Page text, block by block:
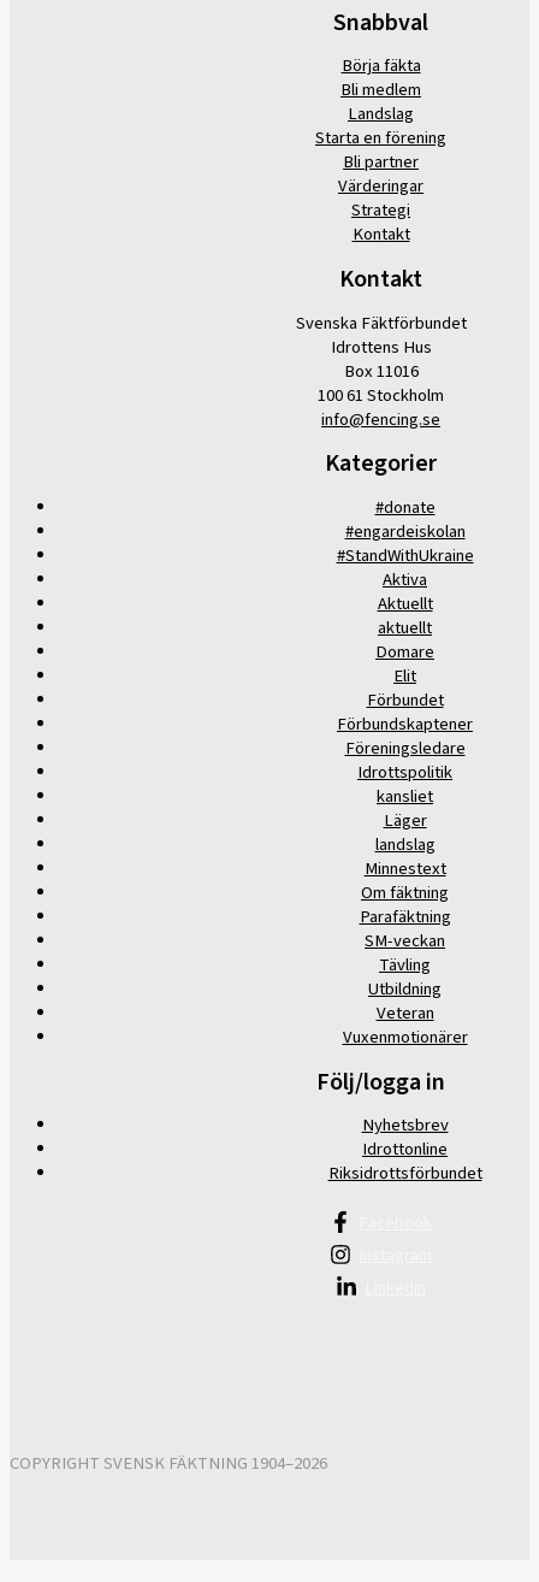
Snabbval
Börja fäkta
Bli medlem
Landslag
Starta en förening
Bli partner
Värderingar
Strategi
Kontakt
Kontakt
Svenska Fäktförbundet
Idrottens Hus
Box 11016
100 61 Stockholm
info@fencing.se
Kategorier
#donate
#engardeiskolan
#StandWithUkraine
Aktiva
Aktuellt
aktuellt
Domare
Elit
Förbundet
Förbundskaptener
Föreningsledare
Idrottspolitik
kansliet
Läger
landslag
Minnestext
Om fäktning
Parafäktning
SM-veckan
Tävling
Utbildning
Veteran
Vuxenmotionärer
Följ/logga in
Nyhetsbrev
Idrottonline
Riksidrottsförbundet
COPYRIGHT SVENSK FÄKTNING 1904–2026